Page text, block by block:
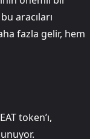
aracıları
fazla gelir, hem
token’ı,